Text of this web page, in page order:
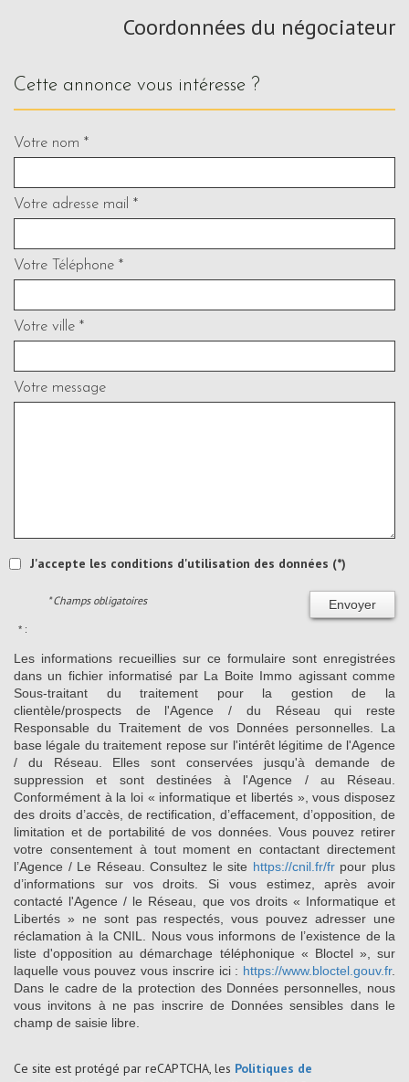
Coordonnées du négociateur
cette annonce vous intéresse ?
Votre nom *
Votre adresse mail *
Votre Téléphone *
Votre ville *
Votre message
J'accepte les conditions d'utilisation des données (*)
Envoyer
* Champs obligatoires
* :
Les informations recueillies sur ce formulaire sont enregistrées
dans un fichier informatisé par La Boite Immo agissant comme
Sous-traitant du traitement pour la gestion de la
clientèle/prospects de l'Agence / du Réseau qui reste
Responsable du Traitement de vos Données personnelles. La
base légale du traitement repose sur l'intérêt légitime de l'Agence
/ du Réseau. Elles sont conservées jusqu'à demande de
suppression et sont destinées à l'Agence / au Réseau.
Conformément à la loi « informatique et libertés », vous disposez
des droits d’accès, de rectification, d’effacement, d’opposition, de
limitation et de portabilité de vos données. Vous pouvez retirer
votre consentement à tout moment en contactant directement
l’Agence / Le Réseau. Consultez le site https://cnil.fr/frpour plus
d’informations sur vos droits. Si vous estimez, après avoir
contacté l'Agence / le Réseau, que vos droits « Informatique et
Libertés » ne sont pas respectés, vous pouvez adresser une
réclamation à la CNIL. Nous vous informons de l’existence de la
liste d'opposition au démarchage téléphonique « Bloctel », sur
laquelle vous pouvez vous inscrire ici : https://www.bloctel.gouv.fr.
Dans le cadre de la protection des Données personnelles, nous
vous invitons à ne pas inscrire de Données sensibles dans le
champ de saisie libre.
Ce site est protégé par reCAPTCHA, les Politiques de